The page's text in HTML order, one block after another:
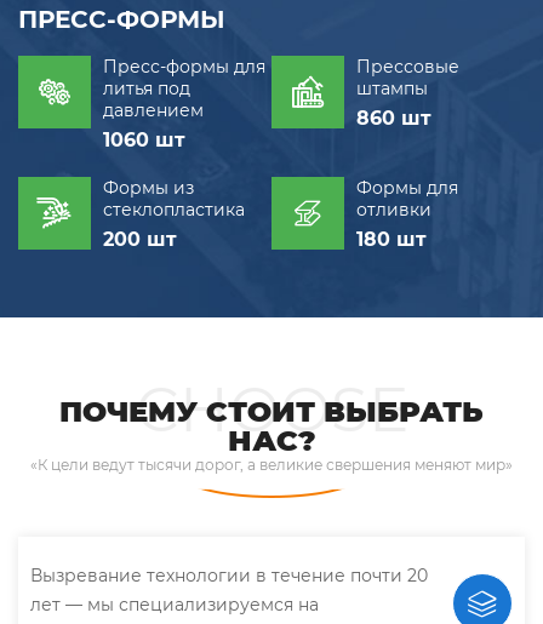
ПРЕСС-ФОРМЫ
Пресс-формы для
литья под
давлением
1060 шт
Прессовые
штампы
860 шт
Формы из
стеклопластика
200 шт
Формы для
отливки
180 шт
CHOOSE
ПОЧЕМУ СТОИТ ВЫБРАТЬ
НАС?
«К цели ведут тысячи дорог, а великие свершения меняют мир»
Вызревание технологии в течение почти 20
лет — мы специализируемся на